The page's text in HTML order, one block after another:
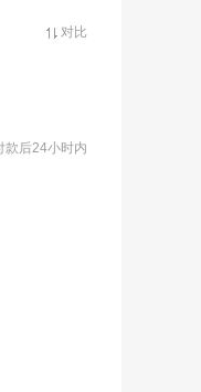
对比
款后24小时内